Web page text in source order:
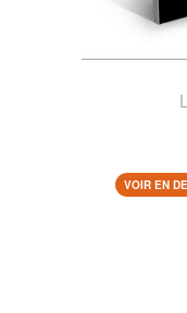
VOIR EN